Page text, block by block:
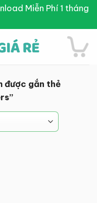
Miễn Phí 1 tháng
được gắn thẻ